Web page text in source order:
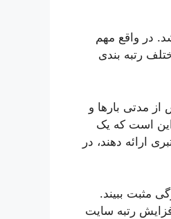
در واقع مهم
رتبه بندی
مدتی بارها و
این است که یک
ارائه دهند، در
مثبت ببیند.
رتبه سایت